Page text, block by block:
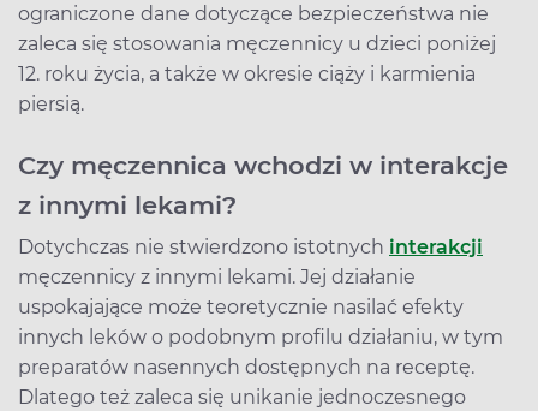
ograniczone dane dotyczące bezpieczeństwa nie
zaleca się stosowania męczennicy u dzieci poniżej
12. roku życia, a także w okresie ciąży i karmienia
piersią.
Czy męczennica wchodzi w interakcje
z innymi lekami?
Dotychczas nie stwierdzono istotnych interakcji
męczennicy z innymi lekami. Jej działanie
uspokajające może teoretycznie nasilać efekty
innych leków o podobnym profilu działaniu, w tym
preparatów nasennych dostępnych na receptę.
Dlatego też zaleca się unikanie jednoczesnego